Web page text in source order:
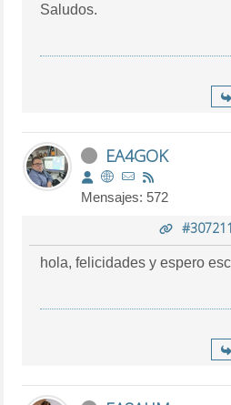
Saludos.
EA4GOK
Mensajes: 572
#307211
hola, felicidades y espero